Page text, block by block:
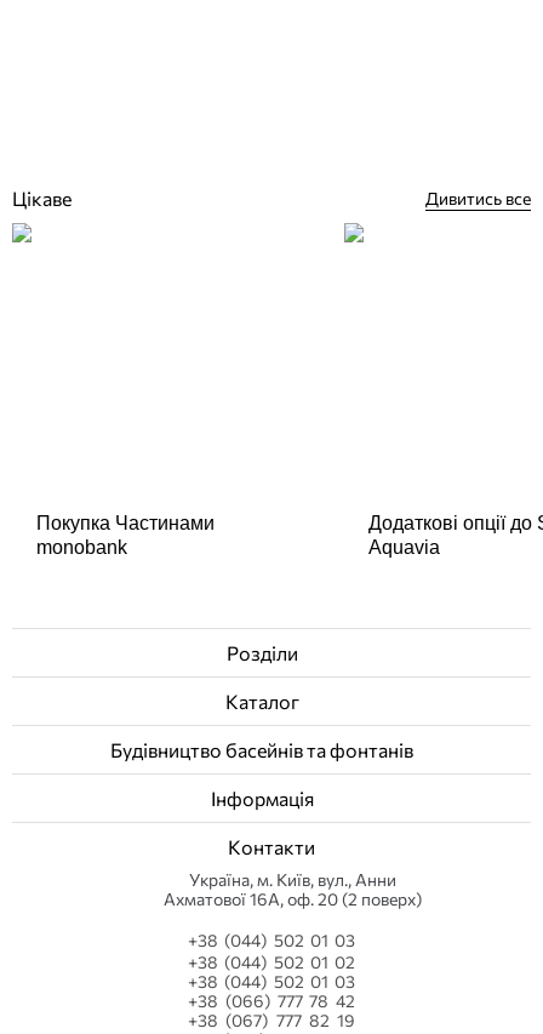
Цікаве Дивитись все
Покупка Частинами
monobank
Додаткові опції
Aquavia
Розділи
Каталог
Будівництво басейнів та фонтанів
Інформація
Контакти
Українa, м. Київ, вул., Анни
Ахматової 16А, оф. 20 (2 поверх)
+38 (044) 502 01 03
+38 (044) 502 01 02
+38 (044) 502 01 03
+38 (066) 777 78 42
+38 (067) 777 82 19